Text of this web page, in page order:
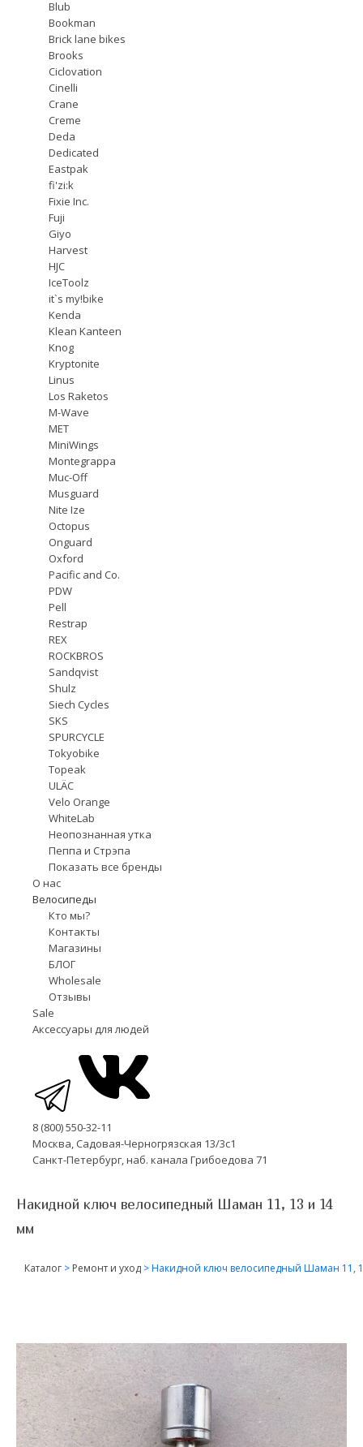
Blub
Bookman
Brick lane bikes
Brooks
Ciclovation
Cinelli
Crane
Creme
Deda
Dedicated
Eastpak
fi'zi:k
Fixie Inc.
Fuji
Giyo
Harvest
HJC
IceToolz
it`s my!bike
Kenda
Klean Kanteen
Knog
Kryptonite
Linus
Los Raketos
M-Wave
MET
MiniWings
Montegrappa
Muc-Off
Musguard
Nite Ize
Octopus
Onguard
Oxford
Pacific and Co.
PDW
Pell
Restrap
REX
ROCKBROS
Sandqvist
Shulz
Siech Cycles
SKS
SPURCYCLE
Tokyobike
Topeak
ULÄC
Velo Orange
WhiteLab
Неопознанная утка
Пеппа и Стрэпа
Показать все бренды
О нас
Велосипеды
Кто мы?
Контакты
Магазины
БЛОГ
Wholesale
Отзывы
Sale
Аксессуары для людей
8 (800) 550-32-11
Москва, Садовая-Черногрязская 13/3с1
Санкт-Петербург, наб. канала Грибоедова 71
Накидной ключ велосипедный Шаман 11, 13 и 14
мм
Каталог > Ремонт и уход >Накидной ключ велосипедный Шаман 11,